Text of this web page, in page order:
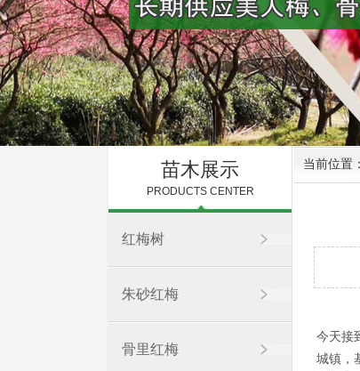
苗木展示
PRODUCTS CENTER
红梅树
朱砂红梅
骨里红梅
当前位置：
今天接
城镇，